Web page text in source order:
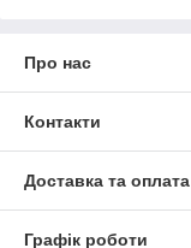
Про нас
Контакти
Доставка та оплата
Графік роботи